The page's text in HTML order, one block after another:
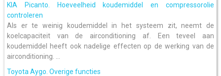
KIA Picanto. Hoeveelheid koudemiddel en compressorolie
controleren
Als er te weinig koudemiddel in het systeem zit, neemt de
koelcapaciteit van de airconditioning af. Een teveel aan
koudemiddel heeft ook nadelige effecten op de werking van de
airconditioning. ...
Toyota Aygo. Overige functies